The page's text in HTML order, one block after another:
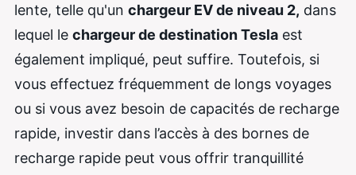
lente, telle qu'un chargeur EV de niveau 2, dans
lequel le chargeur de destination Tesla est
également impliqué, peut suffire. Toutefois, si
vous effectuez fréquemment de longs voyages
ou si vous avez besoin de capacités de recharge
rapide, investir dans l’accès à des bornes de
recharge rapide peut vous offrir tranquillité